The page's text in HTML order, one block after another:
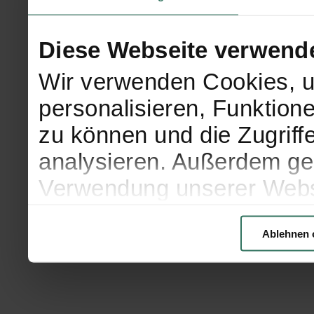
Diese Webseite
Wir verwenden Cookies,
personalisieren,
zu können und die
analysieren. Außerdem
Verwendung unserer
soziale Medien,
Partner führen diese
weiteren Daten
Ablehnen